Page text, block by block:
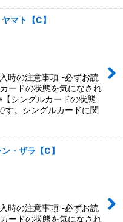
マト【C】
時の注意事項 -必ずお読
ードの状態を気になされ
シングルカードの状態
す。シングルカードに関
・ザラ【C】
時の注意事項 -必ずお読
ードの状態を気になされ